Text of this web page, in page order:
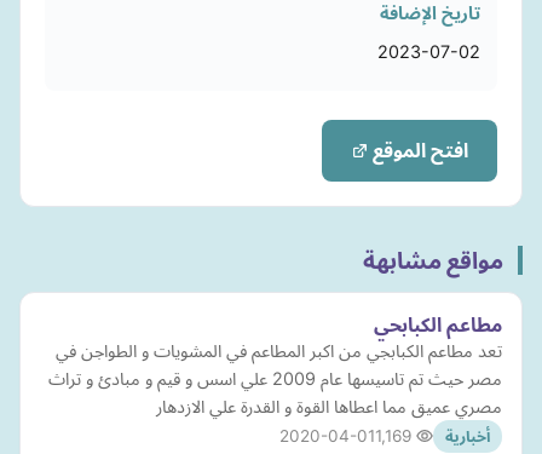
تاريخ الإضافة
2023-07-02
افتح الموقع
مواقع مشابهة
مطاعم الكبابحي
تعد مطاعم الكبابجي من اكبر المطاعم في المشويات و الطواجن في
مصر حيث تم تاسيسها عام 2009 علي اسس و قيم و مبادئ و تراث
مصري عميق مما اعطاها القوة و القدرة علي الازدهار
أخبارية 2020-04-01